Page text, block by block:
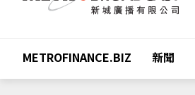
METROFINANCE.BIZ 新聞